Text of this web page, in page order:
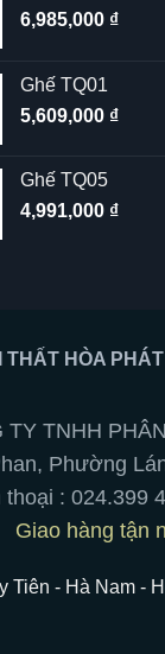
6,985,000 ₫
Ghế TQ01
5,609,000 ₫
Ghế TQ05
4,991,000 ₫
THẤT HÒA
TY TNHH
Phường
: 024.399
Giao hàng tận
Tiên - Hà Nam -